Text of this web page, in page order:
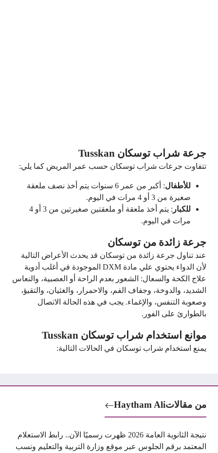
جرعة شراب توسكان Tusskan
تتفاوت جرعات شراب توسكان حسب عمر المريض كما يلي:
للأطفال
: أكبر من عمر 6 سنوات يتم أخذ نصف ملعقة
صغيرة من 3 أو 4 مرات في اليوم.
للكبار
: يتم أخذ ملعقة أو ملعقتين صغيرتين من 3 أو 4
مرات في اليوم.
جرعة زائدة من توسكان
عند تناول جرعة زائدة من توسكان قد يحدث الأعراض التالية
لأن الدواء يحتوي علي مادة DXM الموجودة في أغلب أدوية
علاج الكحة والسعال: الشعور بعدم الراحة أو العصبية، والنعاس
الشديد، والدوخة، وجفاف الفم، والاحمرار، والغثيان، والتقيؤ،
وصعوبة التنفس، والإغماء. يجب في هذه الحالة الاتصال
بالطوارئ على الفور.
موانع استخدام شراب توسكان Tusskan
يمنع استخدام شراب توسكان في الحالات التالية:
من مقالاتHaytham Ali
نتيجة الثانوية العامة 2026 ظهرت رسميًا الآن.. رابط الاستعلام
المعتمد برقم الجلوس عبر موقع وزارة التربية والتعليم ونسب